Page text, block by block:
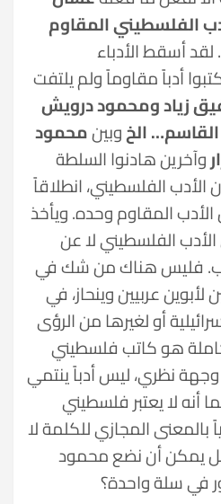
الفلسطيني المقاوم
. لقد أسقط الأدباء
أدباً مقاوماً ولم يلتفت
زياد ومحمود درويش
الخوبينمحمود
وآخرين هادنوا السلطة
الأدب الفلسطيني، انطلاقاً
المقاوم وحده. ويأخذ
الفلسطيني لا عن
فليس هناك من شك في
عربيين وينحاز، في
أو لغيرها من الرؤى
هو كاتب فلسطيني
نظري، ليس أدباً ينتمي
أنه لا يعتبر فلسطيني
بالمعنى المجازي للكلمة لا
يمكن أن نضع محمود
في سلة واحدة؟